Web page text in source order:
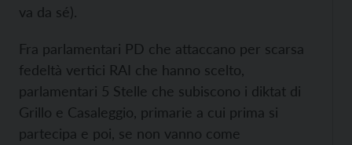
va da sé).
Fra parlamentari PD che attaccano per scarsa
fedeltà vertici RAI che hanno scelto,
parlamentari 5 Stelle che subiscono i diktat di
Grillo e Casaleggio, primarie a cui prima si
partecipa e poi, se non vanno come